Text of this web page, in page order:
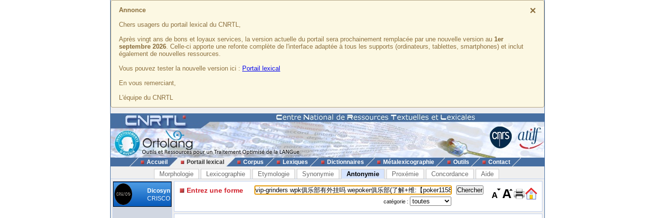
×
Annonce
Chers usagers du portail lexical du CNRTL,
Après vingt ans de bons et loyaux services, la version actuelle du portail sera prochainement remplacée par une nouvelle version au 1er
septembre 2026. Celle-ci apporte une refonte complète de l'interface adaptée à tous les supports (ordinateurs, tablettes, smartphones) et inclut
également de nouvelles ressources.
Vous pouvez tester la nouvelle version ici : Portail lexical
En vous remerciant,
L'équipe du CNRTL
Accueil Portail lexical Corpus Lexiques Dictionnaires Métalexicographie Outils Contact
Morphologie Lexicographie Etymologie Synonymie Antonymie Proxémie Concordance Aide
Dicosyn
CRISCO
Entrez une forme
catégorie :